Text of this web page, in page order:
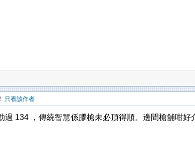
只看該作者
過 134 ，傳統智慧係膠槍未必頂得順。邊間槍舖咁好